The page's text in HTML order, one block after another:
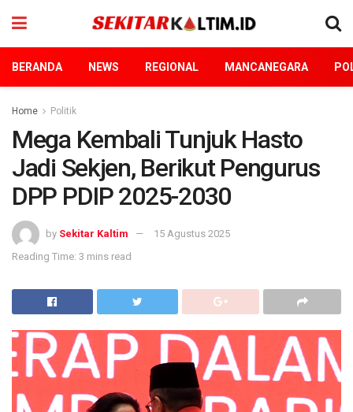
BERANDA NEWS REGIONAL MANCANEGARA
Home Politik
Mega Kembali Tunjuk Hasto
Jadi Sekjen, Berikut Pengurus
DPP PDIP 2025-2030
by Sekitar Kaltim
15 Agustus 2025
Reading Time: 3 mins read